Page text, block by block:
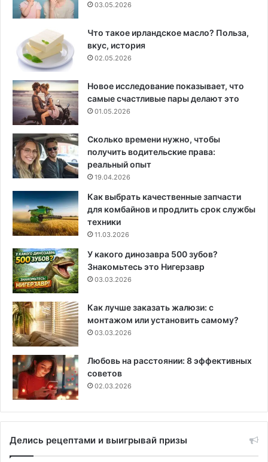
03.05.2026
Что такое ирландское масло? Польза,
вкус, история
02.05.2026
Новое исследование показывает, что
самые счастливые пары делают это
01.05.2026
Сколько времени нужно, чтобы
получить водительские права:
реальный опыт
19.04.2026
Как выбрать качественные запчасти
для комбайнов и продлить срок службы
техники
11.03.2026
У какого динозавра 500 зубов?
Знакомьтесь это Нигерзавр
03.03.2026
Как лучше заказать жалюзи: с
монтажом или установить самому?
03.03.2026
Любовь на расстоянии: 8 эффективных
советов
02.03.2026
Делись рецептами и выигрывай призы